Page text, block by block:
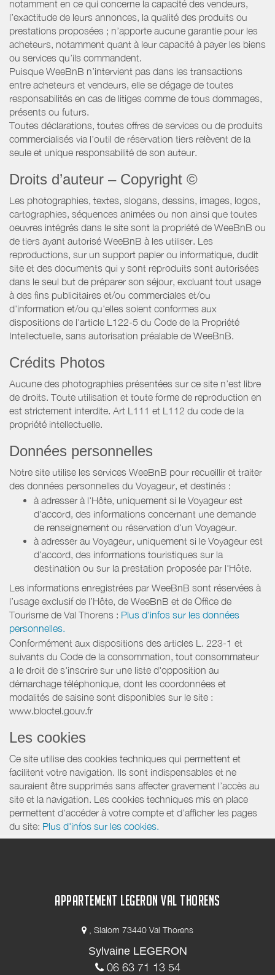
notamment en ce qui concerne la capacité des vendeurs,
l’exactitude de leurs annonces, la qualité des produits ou
prestations proposées ; n’apporte aucune garantie pour les
acheteurs, notamment quant à leur capacité à payer les biens
ou services qu’ils commandent.
Puisque WeeBnB n’intervient pas dans les transactions
entre acheteurs et vendeurs, elle se dégage de toutes
responsabilités en cas de litiges comme de tous dommages,
présents ou futurs.
Toutes déclarations, toutes offres de services ou de produits
commercialisés via l’outil de réservation tiers relèvent de la
seule et unique responsabilité de son auteur.
Droits d’auteur – Copyright ©
Les photographies, textes, slogans, dessins, images, logos,
cartographies, séquences animées ou non ainsi que toutes
oeuvres intégrés dans le site sont la propriété de WeeBnB ou
de tiers ayant autorisé WeeBnB à les utiliser. Les
reproductions, sur un support papier ou informatique, dudit
site et des documents qui y sont reproduits sont autorisées
dans le seul but de préparer son séjour, excluant tout usage
à des fins publicitaires et/ou commerciales et/ou
d'information et/ou qu'elles soient conformes aux
dispositions de l'article L122-5 du Code de la Propriété
Intellectuelle, sans autorisation préalable de WeeBnB.
Crédits Photos
Aucune des photographies présentées sur ce site n’est libre
de droits. Toute utilisation et toute forme de reproduction en
est strictement interdite. Art L111 et L112 du code de la
propriété intellectuelle.
Données personnelles
Notre site utilise les services WeeBnB pour recueillir et traiter
des données personnelles du Voyageur, et destinés :
à adresser à l'Hôte, uniquement si le Voyageur est
d'accord, des informations concernant une demande
de renseignement ou réservation d'un Voyageur.
à adresser au Voyageur, uniquement si le Voyageur est
d'accord, des informations touristiques sur la
destination ou sur la prestation proposée par l'Hôte.
Les informations enregistrées par WeeBnB sont réservées à
l’usage exclusif de l’Hôte, de WeeBnB et de Office de
Tourisme de Val Thorens : Plus d'infos sur les données
personnelles.
Conformément aux dispositions des articles L. 223-1 et
suivants du Code de la consommation, tout consommateur
a le droit de s'inscrire sur une liste d'opposition au
démarchage téléphonique, dont les coordonnées et
modalités de saisine sont disponibles sur le site :
www.bloctel.gouv.fr
Les cookies
Ce site utilise des cookies techniques qui permettent et
facilitent votre navigation. Ils sont indispensables et ne
sauraient être supprimés sans affecter gravement l’accès au
site et la navigation. Les cookies techniques mis en place
permettent d'accéder à votre compte et d’afficher les pages
du site: Plus d'infos sur les cookies.
APPARTEMENT LEGERON VAL THORENS
, Slalom 73440 Val Thorens
Sylvaine LEGERON
06 63 71 13 54